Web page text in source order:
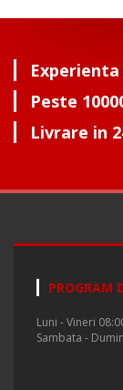
Peste
Livrare in
PROGRAM
Luni - Vineri
Sambata -